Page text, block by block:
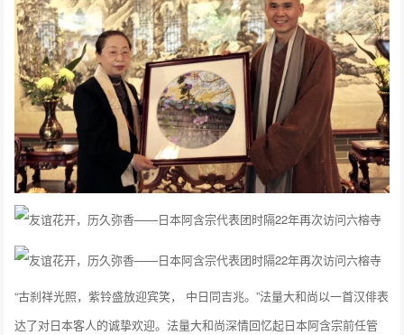
“古刹祥光照，紫铃盛放迎宾笑， 中日同吉兆。”法量大和尚以一首汉俳表
达了对日本客人的诚挚欢迎。法量大和尚深情回忆起日本阿含宗前任管